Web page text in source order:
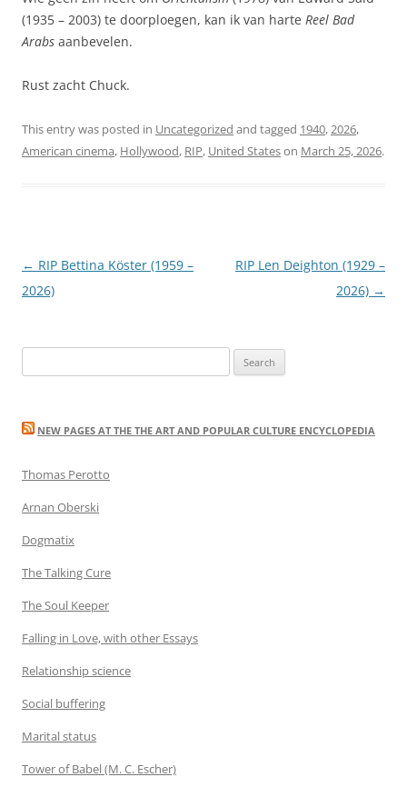
(1935 – 2003) te doorploegen, kan ik van harte Reel Bad
Arabs aanbevelen.
Rust zacht Chuck.
This entry was posted in Uncategorized and tagged 1940,2026,
American cinema, Hollywood, RIP, United Stateson March 25, 2026.
Post
navigation
← RIP Bettina Köster (1959 –
2026)
RIP Len Deighton (1929 –
2026) →
for:
NEW PAGES AT THE THE ART AND POPULAR CULTURE ENCYCLOPEDIA
Thomas Perotto
Arnan Oberski
Dogmatix
The Talking Cure
The Soul Keeper
Falling in Love, with other Essays
Relationship science
Social buffering
Marital status
Tower of Babel (M. C. Escher)